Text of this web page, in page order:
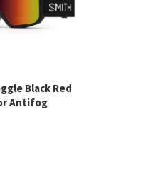
Black Red
Antifog